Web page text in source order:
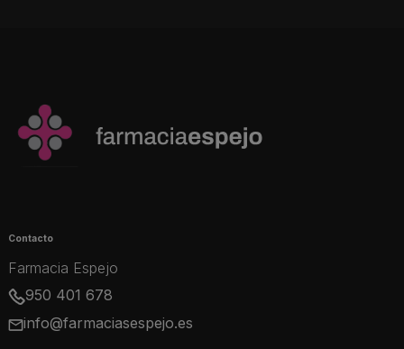
Contacto
Farmacia Espejo
950 401 678
info@farmaciasespejo.es